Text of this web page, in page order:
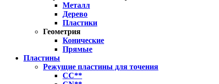
Металл
Дерево
Пластики
Геометрия
Конические
Прямые
Пластины
Режущие пластины для точения
CC**